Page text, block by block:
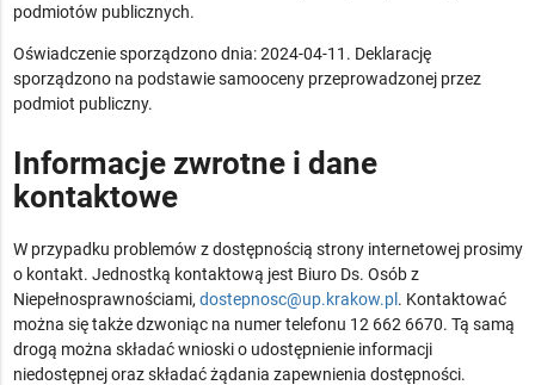
podmiotów publicznych.
Oświadczenie sporządzono dnia:2024-04-11 . Deklarację
sporządzono na podstawie samooceny przeprowadzonej przez
podmiot publiczny.
Informacje zwrotne i dane
kontaktowe
W przypadku problemów z dostępnością strony internetowej prosimy
o kontakt. Jednostką kontaktową jest Biuro Ds. Osób z
Niepełnosprawnościami, dostepnosc@up.krakow.pl . Kontaktować
można się także dzwoniąc na numer telefonu 12 662 6670. Tą samą
drogą można składać wnioski o udostępnienie informacji
niedostępnej oraz składać żądania zapewnienia dostępności.